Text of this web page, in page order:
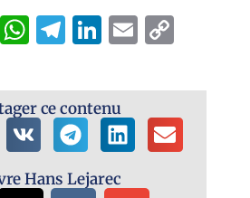
X WhatsApp
Telegram
LinkedIn
Email
ce contenu
Hans Lejarec